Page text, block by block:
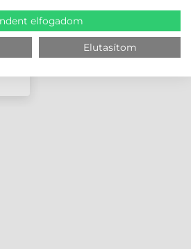
elfogadom
Elutasítom